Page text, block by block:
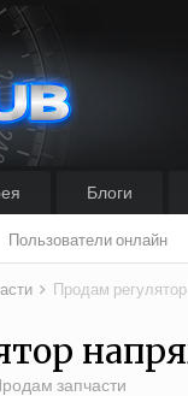
Пользователи онлайн
Блоги
Продам
запчасти